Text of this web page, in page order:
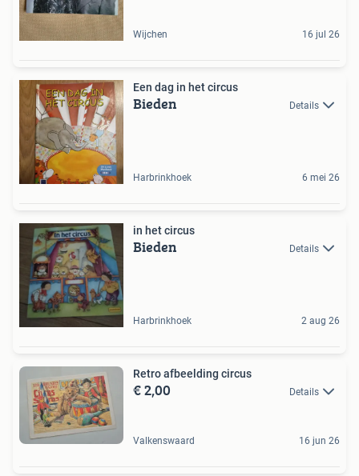
Wijchen 16 jul 26
Een dag in het circus
Bieden Details
Harbrinkhoek 6 mei 26
in het circus
Bieden Details
Harbrinkhoek 2 aug 26
Retro afbeelding circus
€ 2,00 Details
Valkenswaard 16 jun 26